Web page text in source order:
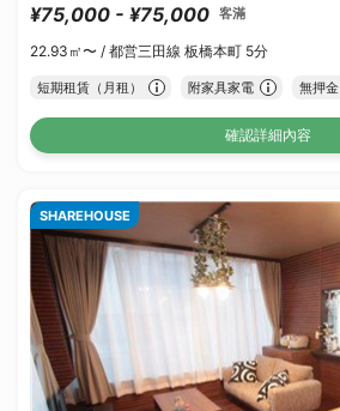
¥75,000 - ¥75,000 客滿
22.93㎡〜 / 都営三田線 板橋本町 5分
短期租賃（月租） 附家具家電 無押金
確認詳細內容
SHAREHOUSE